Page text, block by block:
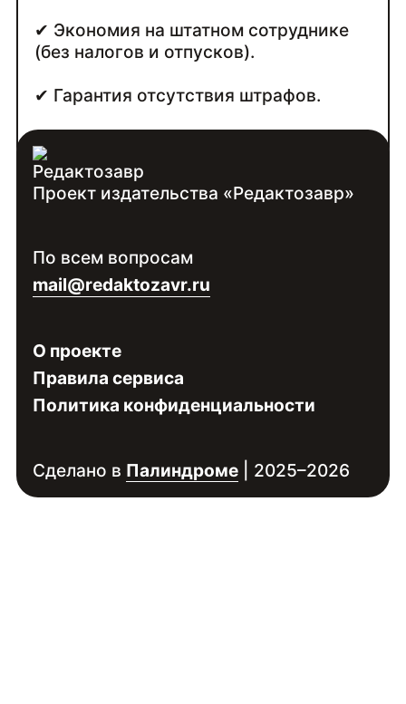
✔ Экономия на штатном сотруднике
(без налогов и отпусков).
✔ Гарантия отсутствия штрафов.
Контакты:
Войдите
специалиста
Проект издательства «Редактозавр»
По всем вопросам
mail@redaktozavr.ru
О проекте
Правила сервиса
Политика конфиденциальности
Сделано в Палиндроме| 2025–2026